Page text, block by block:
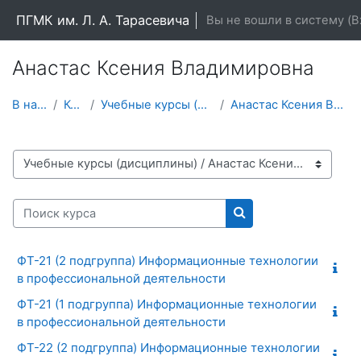
ПГМК им. Л. А. Тарасевича Вы не вошли в систему (
Анастас Ксения Владимировна
В начало Курсы Учебные курсы (дисциплины) Анастас Ксения Владимировна
Категории курсов
Поиск курса
Поиск курса
ФТ-21 (2 подгруппа) Информационные технологии
в профессиональной деятельности
ФТ-21 (1 подгруппа) Информационные технологии
в профессиональной деятельности
ФТ-22 (2 подгруппа) Информационные технологии